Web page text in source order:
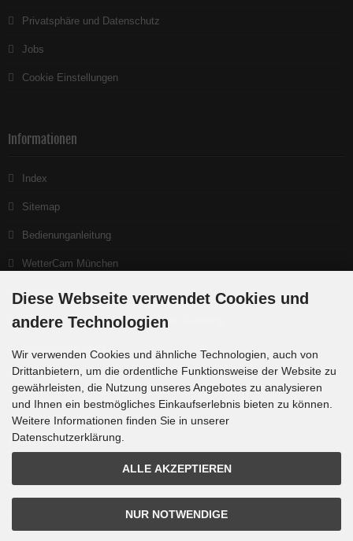
Privatsphäre und Datenschutz
Jobs
Cookie Einstellungen
Informationen
Index
Sitemap
Bedienunganleitung
WetterCam München
Neuigkeiten
Ein gutes Teleskop beginnt bei der Beratung
Interessante Links
Produktlisten
Zahlungsmethoden
Sprachvariablen befinden sich in der Datei tpl_modified/lang/german/lang_german.custom.
Diese Webseite verwendet Cookies und
andere Technologien
Wir verwenden Cookies und ähnliche Technologien, auch von
Drittanbietern, um die ordentliche Funktionsweise der Website zu
gewährleisten, die Nutzung unseres Angebotes zu analysieren
und Ihnen ein bestmögliches Einkaufserlebnis bieten zu können.
Weitere Informationen finden Sie in unserer
Datenschutzerklärung.
ALLE AKZEPTIEREN
NUR NOTWENDIGE